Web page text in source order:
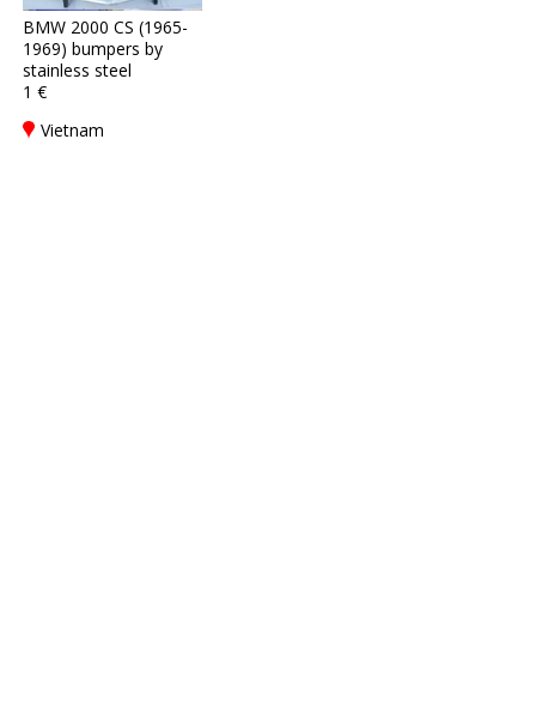
BMW 2000 CS (1965-
1969) bumpers by
stainless steel
1 €
Vietnam